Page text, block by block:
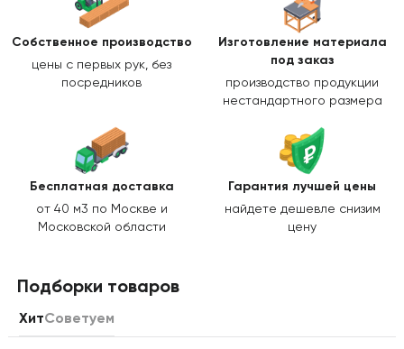
Собственное производство
цены с первых рук, без
посредников
Изготовление материала
под заказ
производство продукции
нестандартного размера
Бесплатная доставка
от 40 м3 по Москве и
Московской области
Гарантия лучшей цены
найдете дешевле снизим
цену
Подборки товаров
ХитСоветуем